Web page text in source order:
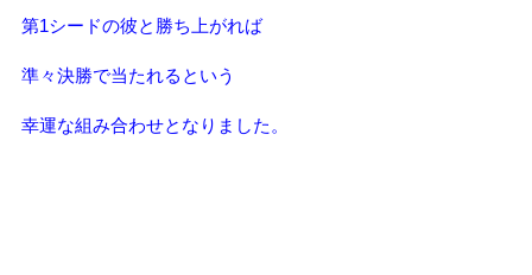
第1シードの彼と勝ち上がれば
準々決勝で当たれるという
幸運な組み合わせとなりました。